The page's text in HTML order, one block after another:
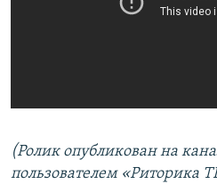
(Ролик опубликован на
пользователем «Риторика